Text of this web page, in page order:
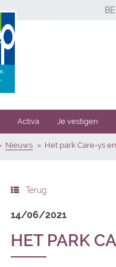
Activa Je vestigen
Nieuws Het park Care-ys
Terug
14/06/2021
HET PARK